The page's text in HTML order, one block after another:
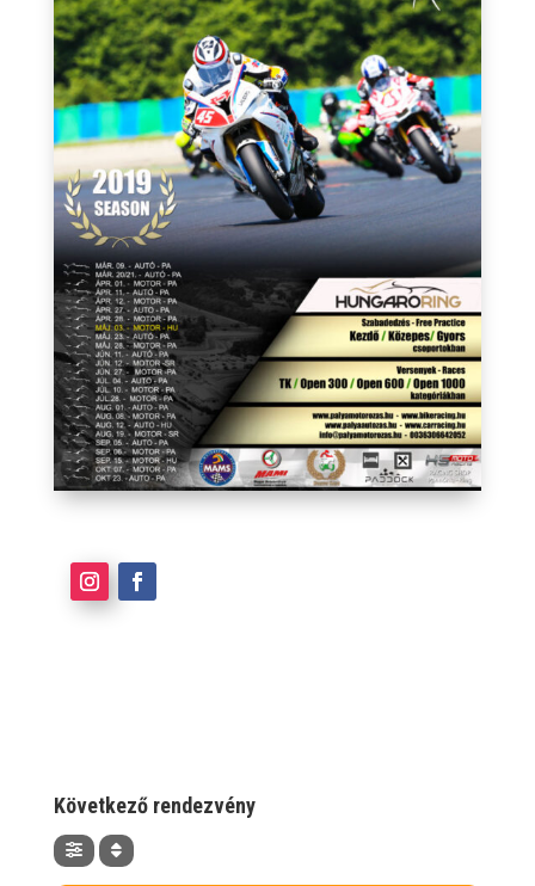
Következő rendezvény